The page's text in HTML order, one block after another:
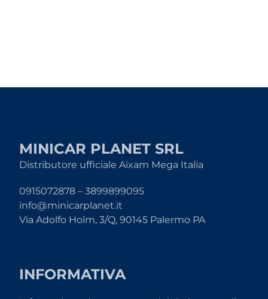
MINICAR PLANET SRL
Distributore ufficiale Aixam Mega Italia
0915072878 – 3899899095
info@minicarplanet.it
Via Adolfo Holm, 3/Q, 90145 Palermo PA
INFORMATIVA